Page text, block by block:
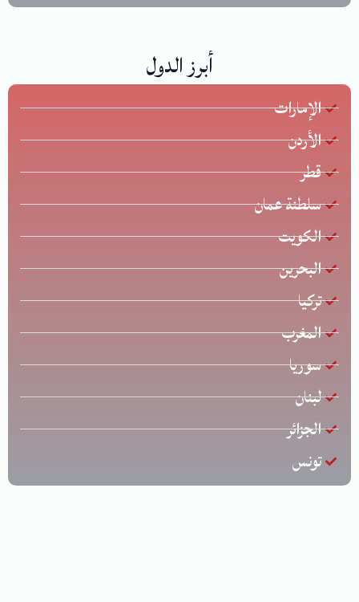
أبرز الدول
الإمارات
الأردن
قطر
سلطنة عمان
الكويت
البحرين
تركيا
المغرب
سوريا
لبنان
الجزائر
تونس